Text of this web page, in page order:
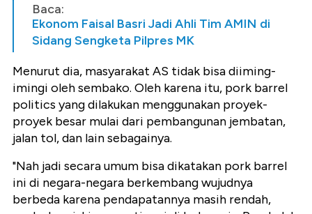
Baca:
Ekonom Faisal Basri Jadi Ahli Tim AMIN di
Sidang Sengketa Pilpres MK
Menurut dia, masyarakat AS tidak bisa diiming-
imingi oleh sembako. Oleh karena itu, pork barrel
politics yang dilakukan menggunakan proyek-
proyek besar mulai dari pembangunan jembatan,
jalan tol, dan lain sebagainya.
"Nah jadi secara umum bisa dikatakan pork barrel
ini di negara-negara berkembang wujudnya
berbeda karena pendapatannya masih rendah,